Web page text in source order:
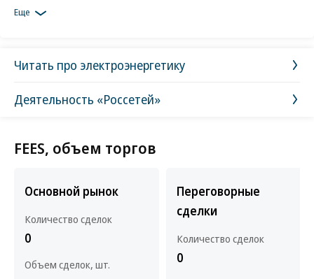
Еще
Читать про электроэнергетику
Деятельность «Россетей»
FEES, объем торгов
Основной рынок
Количество сделок
0
Объем сделок, шт.
Переговорные
сделки
Количество сделок
0